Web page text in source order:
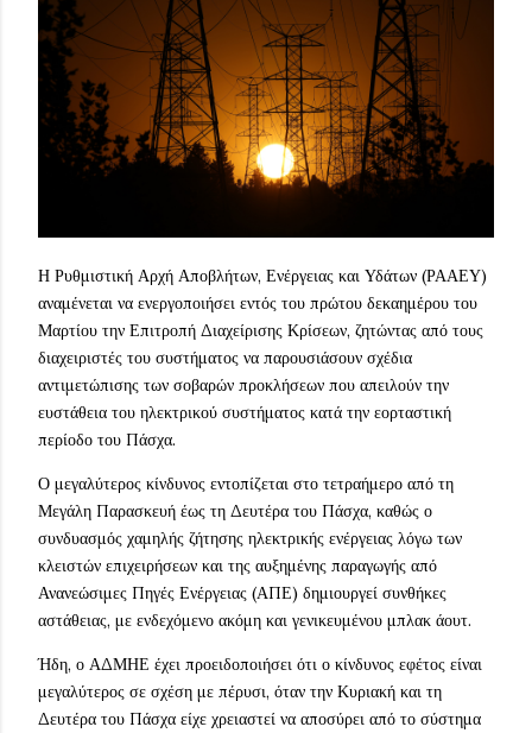
Η Ρυθμιστική Αρχή Αποβλήτων, Ενέργειας και Υδάτων (ΡΑΑΕΥ)
αναμένεται να ενεργοποιήσει εντός του πρώτου δεκαημέρου του
Μαρτίου την Επιτροπή Διαχείρισης Κρίσεων, ζητώντας από τους
διαχειριστές του συστήματος να παρουσιάσουν σχέδια
αντιμετώπισης των σοβαρών προκλήσεων που απειλούν την
ευστάθεια του ηλεκτρικού συστήματος κατά την εορταστική
περίοδο του Πάσχα.
Ο μεγαλύτερος κίνδυνος εντοπίζεται στο τετραήμερο από τη
Μεγάλη Παρασκευή έως τη Δευτέρα του Πάσχα, καθώς ο
συνδυασμός χαμηλής ζήτησης ηλεκτρικής ενέργειας λόγω των
κλειστών επιχειρήσεων και της αυξημένης παραγωγής από
Ανανεώσιμες Πηγές Ενέργειας (ΑΠΕ) δημιουργεί συνθήκες
αστάθειας, με ενδεχόμενο ακόμη και γενικευμένου μπλακ άουτ.
Ήδη, ο ΑΔΜΗΕ έχει προειδοποιήσει ότι ο κίνδυνος εφέτος είναι
μεγαλύτερος σε σχέση με πέρυσι, όταν την Κυριακή και τη
Δευτέρα του Πάσχα είχε χρειαστεί να αποσύρει από το σύστημα